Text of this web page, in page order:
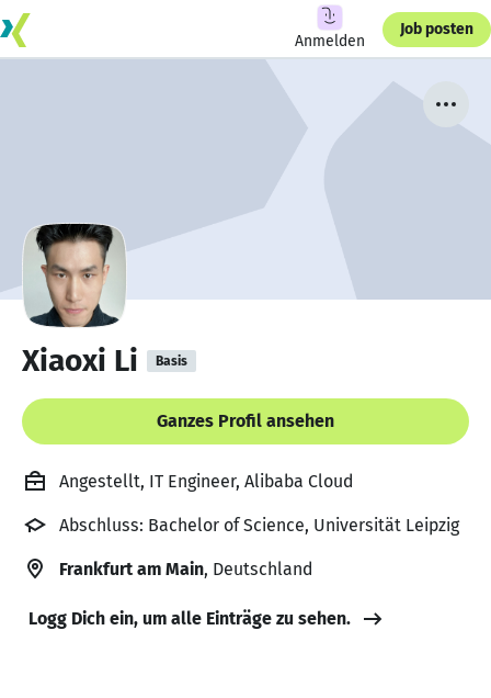
Anmelden
Job posten
Xiaoxi Li Basis
Ganzes Profil ansehen
Angestellt, IT Engineer, Alibaba Cloud
Abschluss: Bachelor of Science, Universität Leipzig
Frankfurt am Main, Deutschland
Logg Dich ein, um alle Einträge zu sehen.